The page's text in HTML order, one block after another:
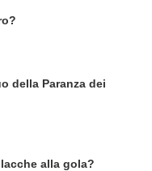
della Paranza dei
alla gola?